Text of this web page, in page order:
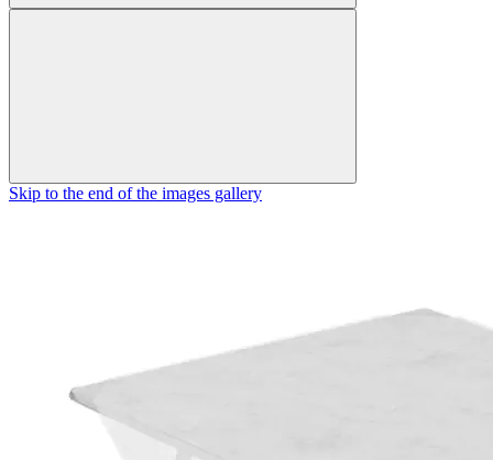
Skip to the end of the images gallery